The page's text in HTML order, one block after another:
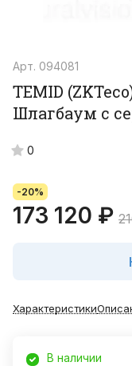
Арт. 094081
TEMID
Шлагбаум с
0
-20%
173 120 ₽
Характеристики
В наличии